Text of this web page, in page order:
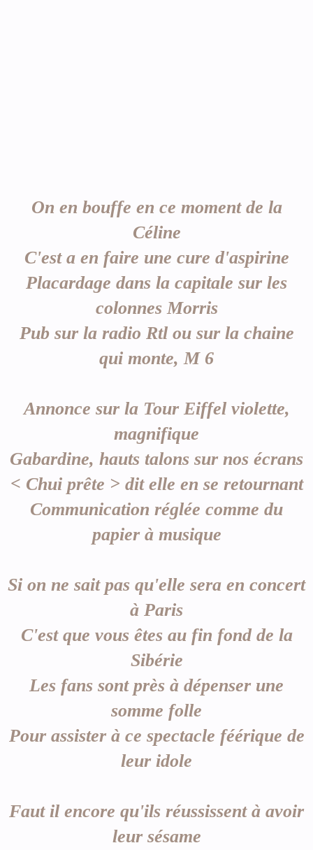
On en bouffe en ce moment de la
Céline
C'est a en faire une cure d'aspirine
Placardage dans la capitale sur les
colonnes Morris
Pub sur la radio Rtl ou sur la chaine
qui monte, M 6
Annonce sur la Tour Eiffel violette,
magnifique
Gabardine, hauts talons sur nos écrans
< Chui prête > dit elle en se retournant
Communication réglée comme du
papier à musique
Si on ne sait pas qu'elle sera en concert
à Paris
C'est que vous êtes au fin fond de la
Sibérie
Les fans sont près à dépenser une
somme folle
Pour assister à ce spectacle féérique de
leur idole
Faut il encore qu'ils réussissent à avoir
leur sésame